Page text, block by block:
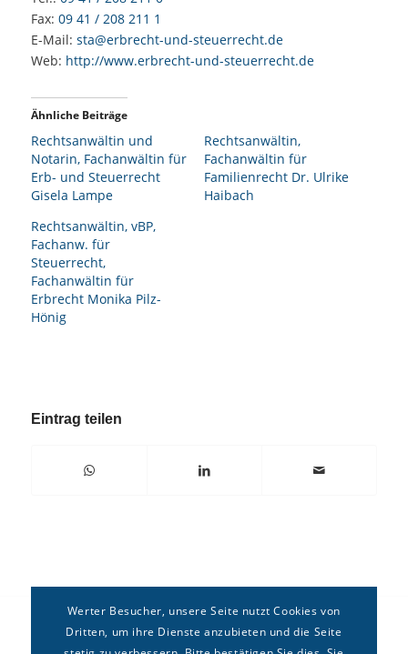
Fax: 09 41 / 208 211 1
E-Mail: sta@erbrecht-und-steuerrecht.de
Web: http://www.erbrecht-und-steuerrecht.de
Ähnliche Beiträge
Rechtsanwältin und
Notarin, Fachanwältin für
Erb- und Steuerrecht
Gisela Lampe
Rechtsanwältin,
Fachanwältin für
Familienrecht Dr. Ulrike
Haibach
Rechtsanwältin, vBP,
Fachanw. für
Steuerrecht,
Fachanwältin für
Erbrecht Monika Pilz-
Hönig
Eintrag teilen
Werter Besucher, unsere Seite nutzt Cookies von
Dritten, um ihre Dienste anzubieten und die Seite